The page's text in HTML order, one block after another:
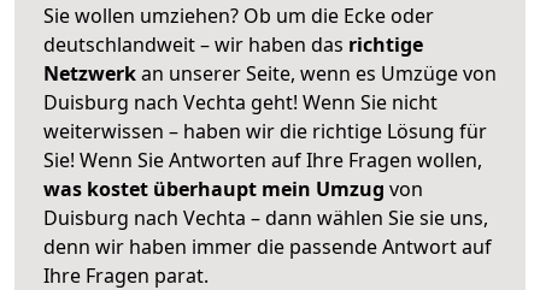
Sie wollen umziehen? Ob um die Ecke oder
deutschlandweit – wir haben das richtige
Netzwerkan unserer Seite, wenn es Umzüge von
Duisburg nach Vechta geht! Wenn Sie nicht
weiterwissen – haben wir die richtige Lösung für
Sie! Wenn Sie Antworten auf Ihre Fragen wollen,
was kostet überhaupt mein Umzug von
Duisburg nach Vechta – dann wählen Sie sie uns,
denn wir haben immer die passende Antwort auf
Ihre Fragen parat.